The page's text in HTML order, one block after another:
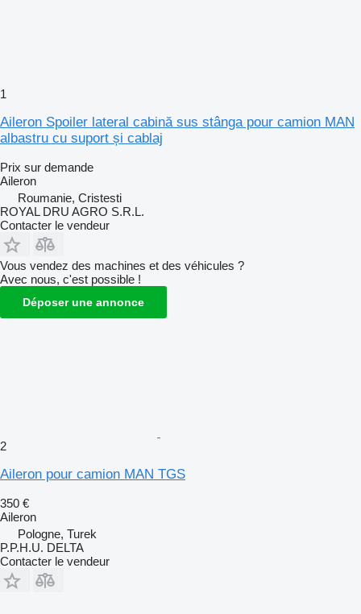
1
Aileron Spoiler lateral cabină sus stânga pour camion MAN
albastru cu suport și cablaj
Prix sur demande
Aileron
Roumanie, Cristesti
ROYAL DRU AGRO S.R.L.
Contacter le vendeur
Vous vendez des machines et des véhicules ?
Avec nous, c'est possible !
Déposer une annonce
2
Aileron pour camion MAN TGS
350 €
Aileron
Pologne, Turek
P.P.H.U. DELTA
Contacter le vendeur